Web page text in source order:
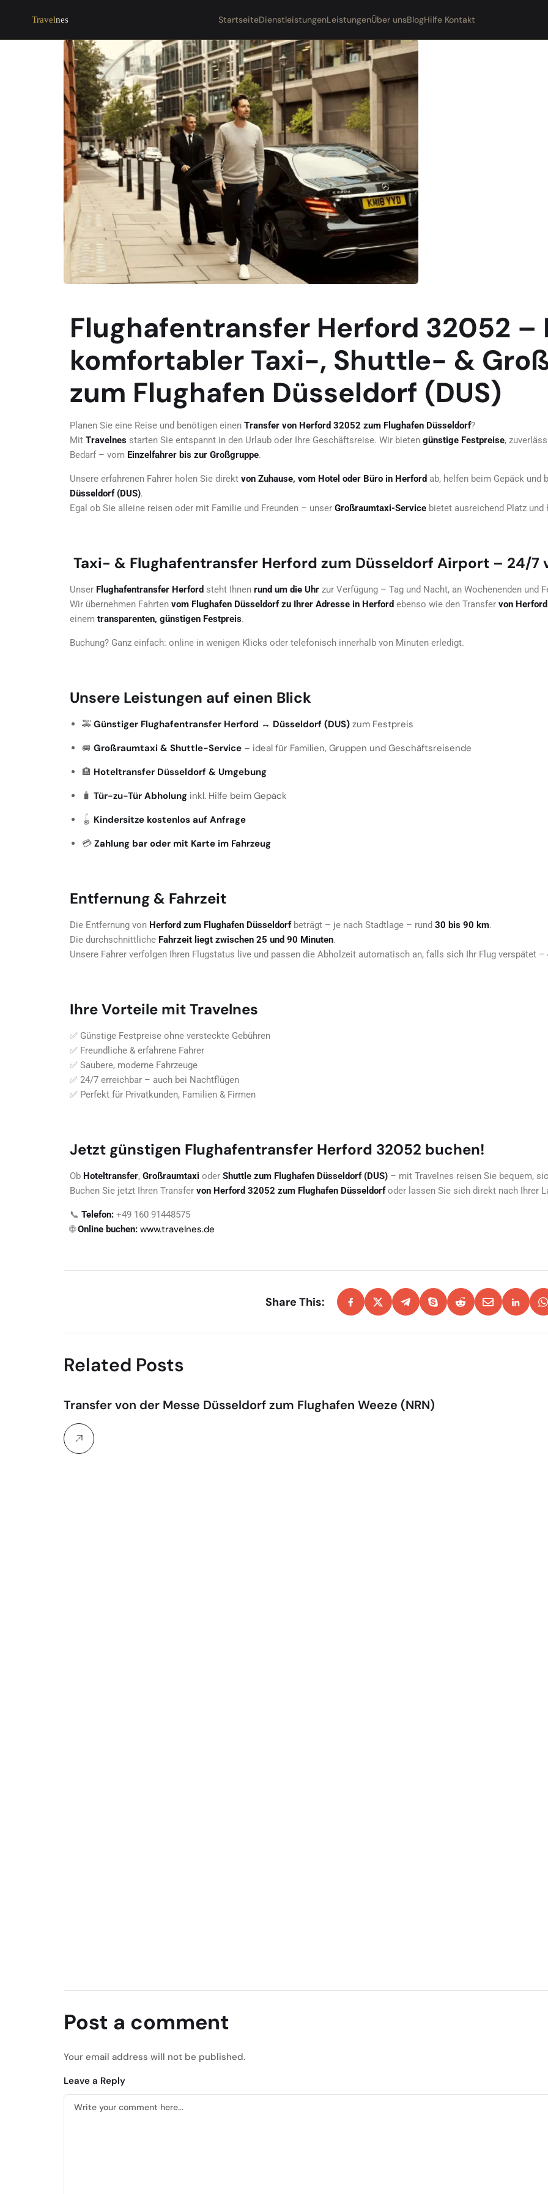
Travelnes StartseiteDienstleistungenLeistungenÜber unsBlogHilfe Kontakt
Flughafentransfer Herford 32052 –
komfortabler Taxi-, Shuttle- &
zum Flughafen Düsseldorf (DUS)
Planen Sie eine Reise und benötigen einen Transfer von Herford 32052 zum Flughafen Düsseldorf?
Mit Travelnes starten Sie entspannt in den Urlaub oder Ihre Geschäftsreise. Wir bieten günstige Festpreise,
Bedarf – vom Einzelfahrer bis zur Großgruppe.
Unsere erfahrenen Fahrer holen Sie direkt von Zuhause, vom Hotel oder Büro in Herford ab, helfen beim Gepäck und
Düsseldorf (DUS).
Egal ob Sie alleine reisen oder mit Familie und Freunden – unser Großraumtaxi-Service bietet ausreichend Platz
Taxi- & Flughafentransfer Herford zum Düsseldorf Airport – 24/7
Unser Flughafentransfer Herford steht Ihnen rund um die Uhr zur Verfügung – Tag und Nacht, an Wochenenden und
Wir übernehmen Fahrten vom Flughafen Düsseldorf zu Ihrer Adresse in Herford ebenso wie den Transfer von
einem transparenten, günstigen Festpreis.
Buchung? Ganz einfach: online in wenigen Klicks oder telefonisch innerhalb von Minuten erledigt.
Unsere Leistungen auf einen Blick
🚕 Günstiger Flughafentransfer Herford ↔ Düsseldorf (DUS) zum Festpreis
🚐 Großraumtaxi & Shuttle-Service – ideal für Familien, Gruppen und Geschäftsreisende
🏨 Hoteltransfer Düsseldorf & Umgebung
🧳 Tür-zu-Tür Abholung inkl. Hilfe beim Gepäck
🪀 Kindersitze kostenlos auf Anfrage
💳 Zahlung bar oder mit Karte im Fahrzeug
Entfernung & Fahrzeit
Die Entfernung von Herford zum Flughafen Düsseldorfbeträgt – je nach Stadtlage – rund 30 bis 90 km.
Die durchschnittliche Fahrzeit liegt zwischen 25 und 90 Minuten.
Unsere Fahrer verfolgen Ihren Flugstatus live und passen die Abholzeit automatisch an, falls sich Ihr Flug verspätet –
Ihre Vorteile mit Travelnes
✅ Günstige Festpreise ohne versteckte Gebühren
✅ Freundliche & erfahrene Fahrer
✅ Saubere, moderne Fahrzeuge
✅ 24/7 erreichbar – auch bei Nachtflügen
✅ Perfekt für Privatkunden, Familien & Firmen
Jetzt günstigen Flughafentransfer Herford 32052 buchen!
Ob Hoteltransfer, Großraumtaxi oder Shuttle zum Flughafen Düsseldorf (DUS) – mit Travelnes reisen Sie bequem,
Buchen Sie jetzt Ihren Transfer von Herford 32052 zum Flughafen Düsseldorfoder lassen Sie sich direkt nach Ihrer
📞 Telefon: +49 160 91448575
🌐Online buchen: www.travelnes.de
Share This:
Related Posts
Transfer von der Messe Düsseldorf zum Flughafen Weeze (NRN)
Post a comment
Your email address will not be published.
Leave a Reply